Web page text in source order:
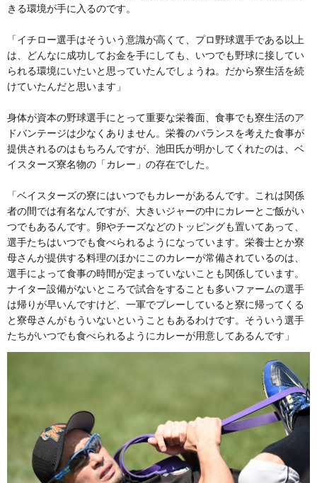
きる環境が手に入るのです。
「イチロー選手はそういう意識が高くて、プロ野球選手である以上
は、どんなに成功してお金を手にしても、いつでも野球に接してい
られる環境にいたいと思っていたんでしょうね。だから寮生活を続
けていたんだと思います」
身体が資本の野球選手にとって重要な栄養面、食事でも寮生活のア
ドバンテージは少なくありません。栄養のバランスを考えた食事が
提供されるのはもちろんですが、池田氏が明かしてくれたのは、ベ
イスターズ寮名物の「カレー」の存在でした。
「ベイスターズの寮にはいつでもカレーがあるんです。これは関係
者の間では有名なんですが、大きいジャーの中にカレーとご飯がい
つでもあるんです。卵やチーズなどのトッピングも置いてあって、
選手たちはいつでも食べられるようになっています。栄養士とか寮
母さんが提供する料理のほかにこのカレーが常備されているのは、
選手によって食事の時間が定まっていないことも関係しています。
ナイター設備がないところで試合をすることも多いファームの選手
は帰りが早いんですけど、一軍でプレーしていると寮に帰ってくる
と寮母さんがもういないということもあるわけです。そういう選手
たちがいつでも食べられるようにカレーが用意してあるんです」